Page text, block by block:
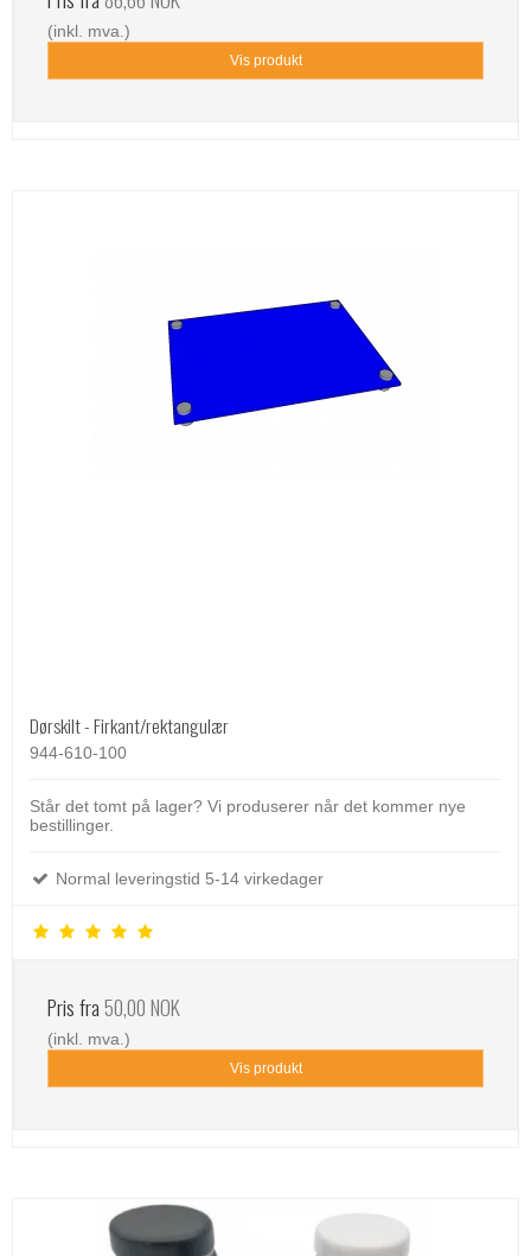
(inkl. mva.)
Vis produkt
Dørskilt - Firkant/rektangulær
944-610-100
Står det tomt på lager? Vi produserer når det kommer nye
bestillinger.
Normal leveringstid 5-14 virkedager
Pris fra50,00 NOK
(inkl. mva.)
Vis produkt